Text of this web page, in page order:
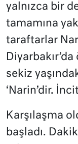
yalnızca bir
tamamına
taraftarlar
sekiz
‘Narin’dir.
Karşılaşma
başladı.